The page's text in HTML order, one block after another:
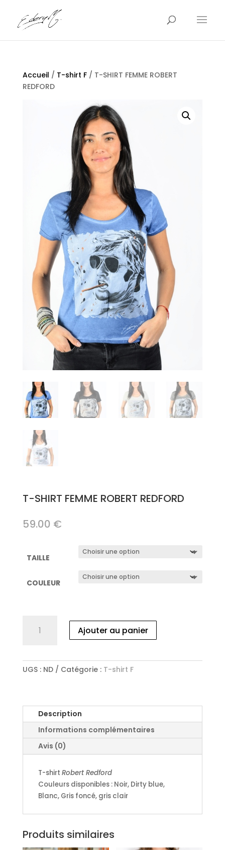
Accueil / T-shirt F/ T-SHIRT FEMME ROBERT
REDFORD
T-SHIRT FEMME ROBERT REDFORD
59.00 €
TAILLE
COULEUR
FEMME
Ajouter au panier
UGS : ND Catégorie : T-shirt F
Description
Informations complémentaires
Avis (0)
T-shirt Robert Redford
Couleurs disponibles : Noir, Dirty blue,
Blanc, Gris foncé, gris clair
Produits similaires